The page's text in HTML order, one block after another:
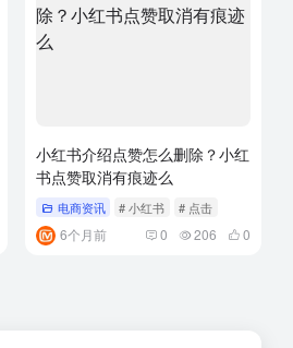
小红书介绍点赞怎么删除？小红
书点赞取消有痕迹么
电商资讯 # 小红书 # 点击
6个月前 0 206 0